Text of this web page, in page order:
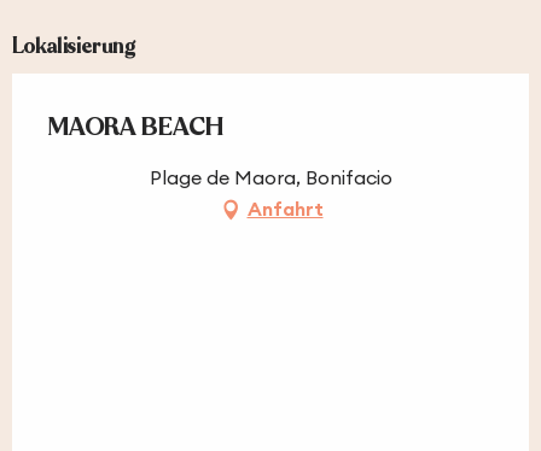
Lokalisierung
MAORA BEACH
Plage de Maora, Bonifacio
Anfahrt